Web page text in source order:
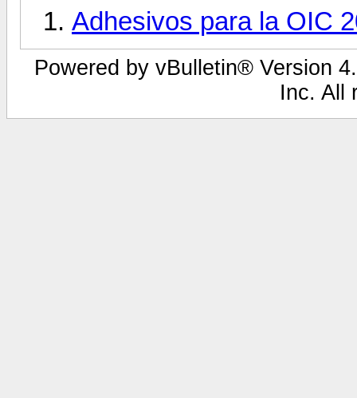
Adhesivos para la OIC
Powered by vBulletin® Version
Inc. All